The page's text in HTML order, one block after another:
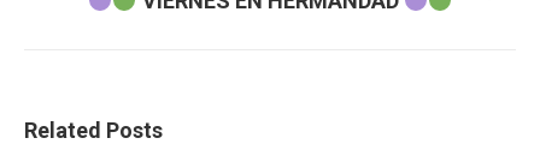
Related Posts